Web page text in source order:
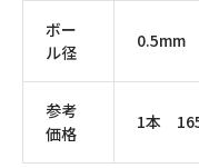
ボー
ル径
0.5mm
参考
価格
1本